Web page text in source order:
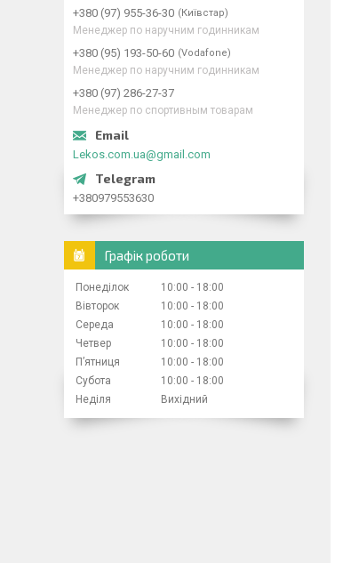
+380 (97) 955-36-30 Київстар
Менеджер по наручним годинникам
+380 (95) 193-50-60 Vodafone
Менеджер по наручним годинникам
+380 (97) 286-27-37
Менеджер по спортивным товарам
Lekos.com.ua@gmail.com
+380979553630
Графік роботи
Понеділок 10:00
18:00
Вівторок
10:00
18:00
Середа
10:00
18:00
Четвер
10:00
18:00
Пʼятниця
10:00
18:00
Субота
10:00
18:00
Неділя
Вихідний